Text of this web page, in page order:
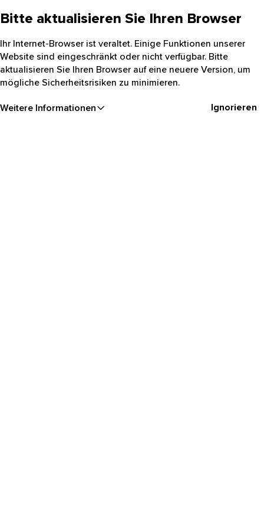
Bitte aktualisieren Sie Ihren Browser
Ihr Internet-Browser ist veraltet. Einige Funktionen unserer
Website sind eingeschränkt oder nicht verfügbar. Bitte
aktualisieren Sie Ihren Browser auf eine neuere Version, um
mögliche Sicherheitsrisiken zu minimieren.
Weitere Informationen Ignorieren